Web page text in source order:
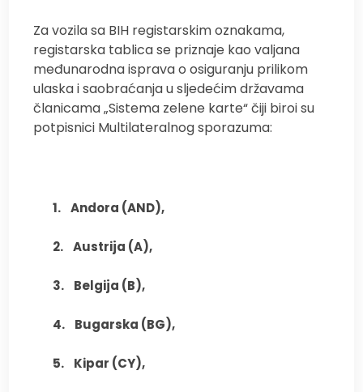
Za vozila sa BIH registarskim oznakama,
registarska tablica se priznaje kao valjana
međunarodna isprava o osiguranju prilikom
ulaska i saobraćanja u sljedećim državama
članicama „Sistema zelene karte“ čiji biroi su
potpisnici Multilateralnog sporazuma:
1. Andora (AND),
2. Austrija (A),
3. Belgija (B),
4. Bugarska (BG),
5. Kipar (CY),